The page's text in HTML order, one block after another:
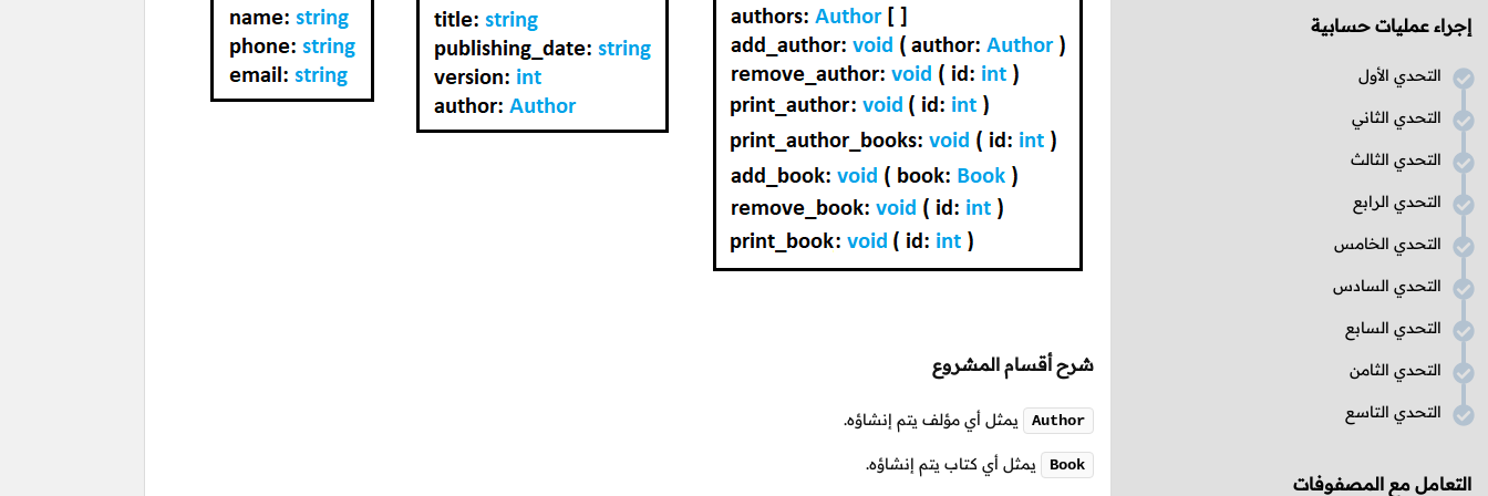
إجراء عمليات حسابية
التحدي الأول
التحدي الثاني
التحدي الثالث
التحدي الرابع
التحدي الخامس
التحدي السادس
التحدي السابع
التحدي الثامن
التحدي التاسع
التعامل مع المصفوفات
شرح أقسام المشروع
Author يمثل أي مؤلف يتم إنشاؤه.
Book يمثل أي كتاب يتم إنشاؤه.